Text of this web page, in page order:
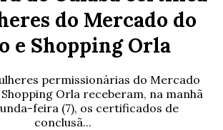
do Mercado do
e Shopping Orla
permissionárias do Mercado
Orla receberam, na manhã
feira (7), os certificados de
conclusã...